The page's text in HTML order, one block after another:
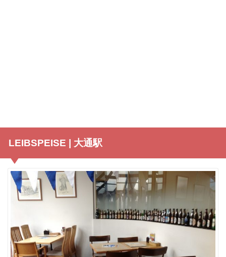
LEIBSPEISE | 大通駅